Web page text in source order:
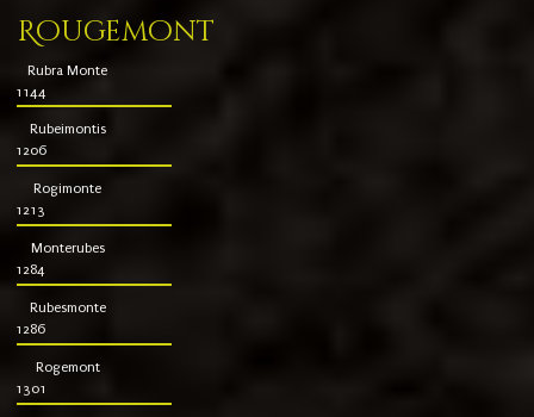
Rougemont
Rubra Monte
1144
Rubeimontis
1206
Rogimonte
1213
Monterubes
1284
Rubesmonte
1286
Rogemont
1301